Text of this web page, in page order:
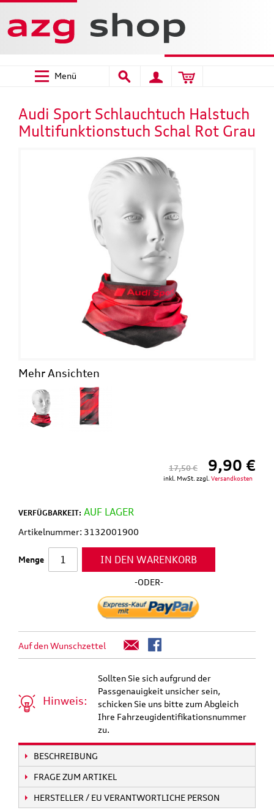
Menü
Audi Sport Schlauchtuch Halstuch
Multifunktionstuch Schal Rot Grau
Mehr Ansichten
17,50 € 9,90 €
inkl. MwSt. zzgl.Versandkosten
VERFÜGBARKEIT: AUF LAGER
Artikelnummer: 3132001900
Menge IN DEN WARENKORB
-ODER-
Auf den Wunschzettel
Hinweis:
Sollten Sie sich aufgrund der
Passgenauigkeit unsicher sein,
schicken Sie uns bitte zum Abgleich
Ihre Fahrzeugidentifikationsnummer
zu.
BESCHREIBUNG
FRAGE ZUM ARTIKEL
HERSTELLER / EU VERANTWORTLICHE PERSON